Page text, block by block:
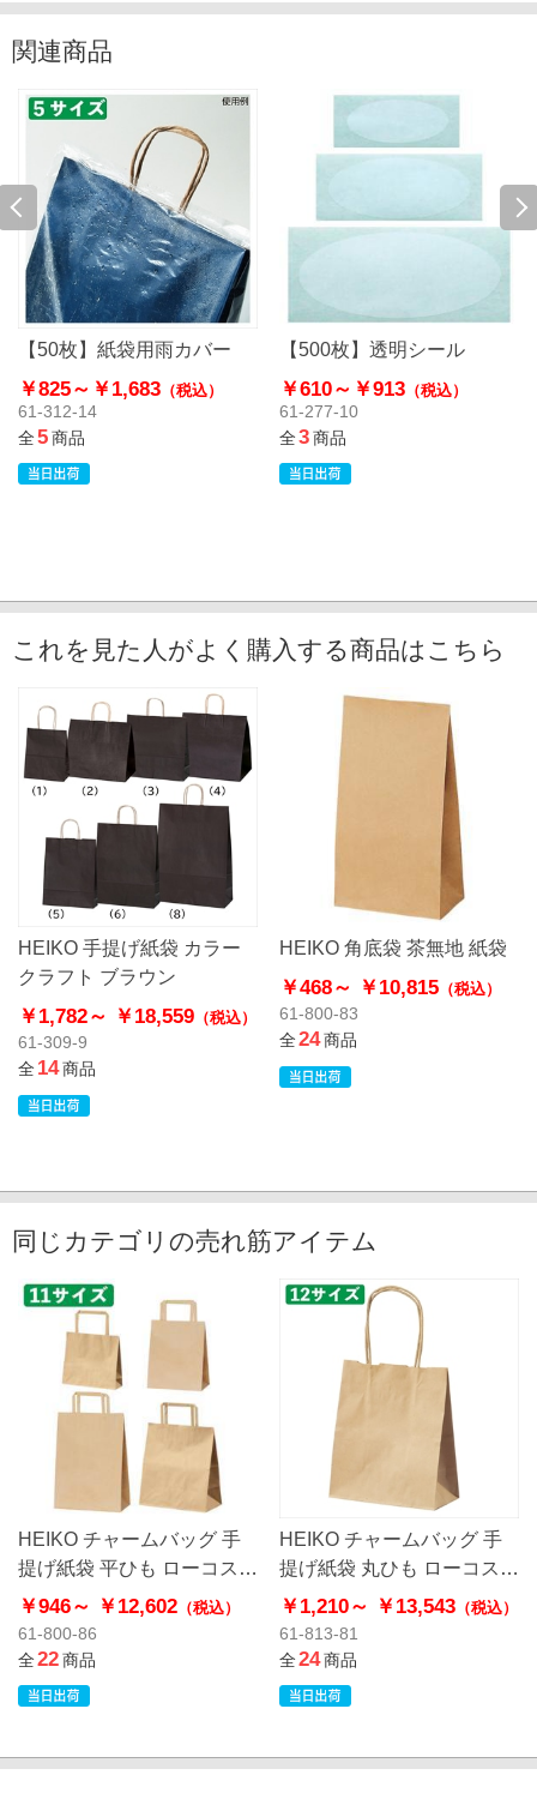
関連商品
【50枚】紙袋用雨カバー
￥825～ ￥1,683 （税込）
61-312-14
全5商品
【500枚】透明シール
￥610～ ￥913 （税込）
61-277-10
全3商品
これを見た人がよく購入する商品はこちら
HEIKO 手提げ紙袋 カラー
クラフト ブラウン
￥1,782～ ￥18,559 （税込）
61-309-9
全14商品
HEIKO 角底袋 茶無地 紙袋
￥468～ ￥10,815（税込）
61-800-83
全24商品
同じカテゴリの売れ筋アイテム
HEIKO チャームバッグ 手
提げ紙袋 平ひも ローコスト
タイプ 茶無地
￥946～ ￥12,602 （税込）
61-800-86
全22商品
HEIKO チャームバッグ 手
提げ紙袋 丸ひも ローコスト
タイプ 茶無地
￥1,210～ ￥13,543（税込）
61-813-81
全24商品